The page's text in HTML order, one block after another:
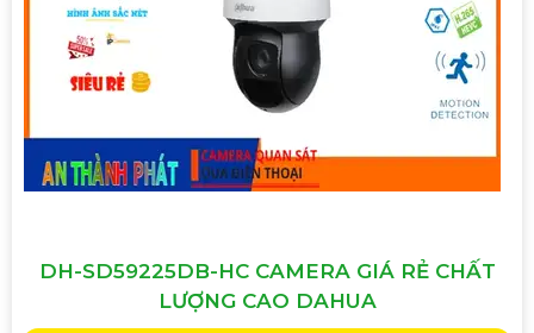
DH-SD59225DB-HC CAMERA GIÁ RẺ CHẤT
LƯỢNG CAO DAHUA